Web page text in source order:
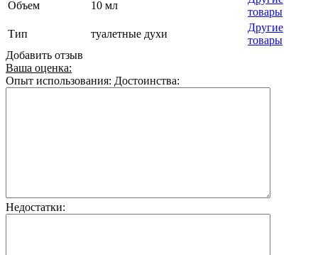
Объем
10 мл
товары
Тип
туалетные духи
Другие
товары
Добавить отзыв
Ваша оценка:
Опыт использования: Достоинства:
Недостатки: